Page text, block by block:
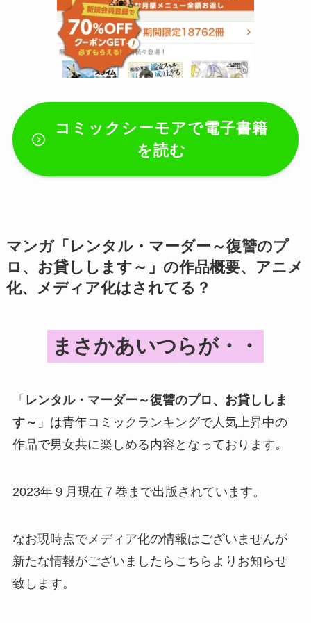
コミックシーモアで電子書籍
を読む
マンガ「 レンタル・マーダー～復讐のプ
ロ、お貸しします～ 」の作品概要、アニメ
化、メディア化はされてる？
まさかあいつらが・・
「 レンタル・マーダー～復讐のプロ、お貸ししま
す～ 」は青年コミックランキングで人気上昇中の
作品で男女共に楽しめる内容となっております。
2023年９月現在７巻まで出版されています。
なお現時点でメディア化の情報はございませんが
新たな情報がございましたらこちらよりお知らせ
致します。